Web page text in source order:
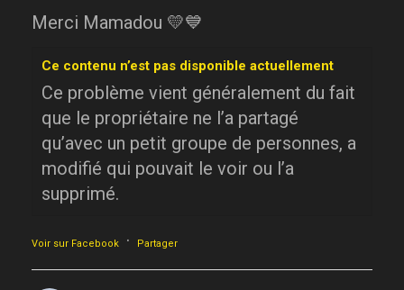
Merci Mamadou 💛💙
Ce contenu n’est pas disponible actuellement
Ce problème vient généralement du fait
que le propriétaire ne l’a partagé
qu’avec un petit groupe de personnes, a
modifié qui pouvait le voir ou l’a
supprimé.
Voir sur Facebook · Partager